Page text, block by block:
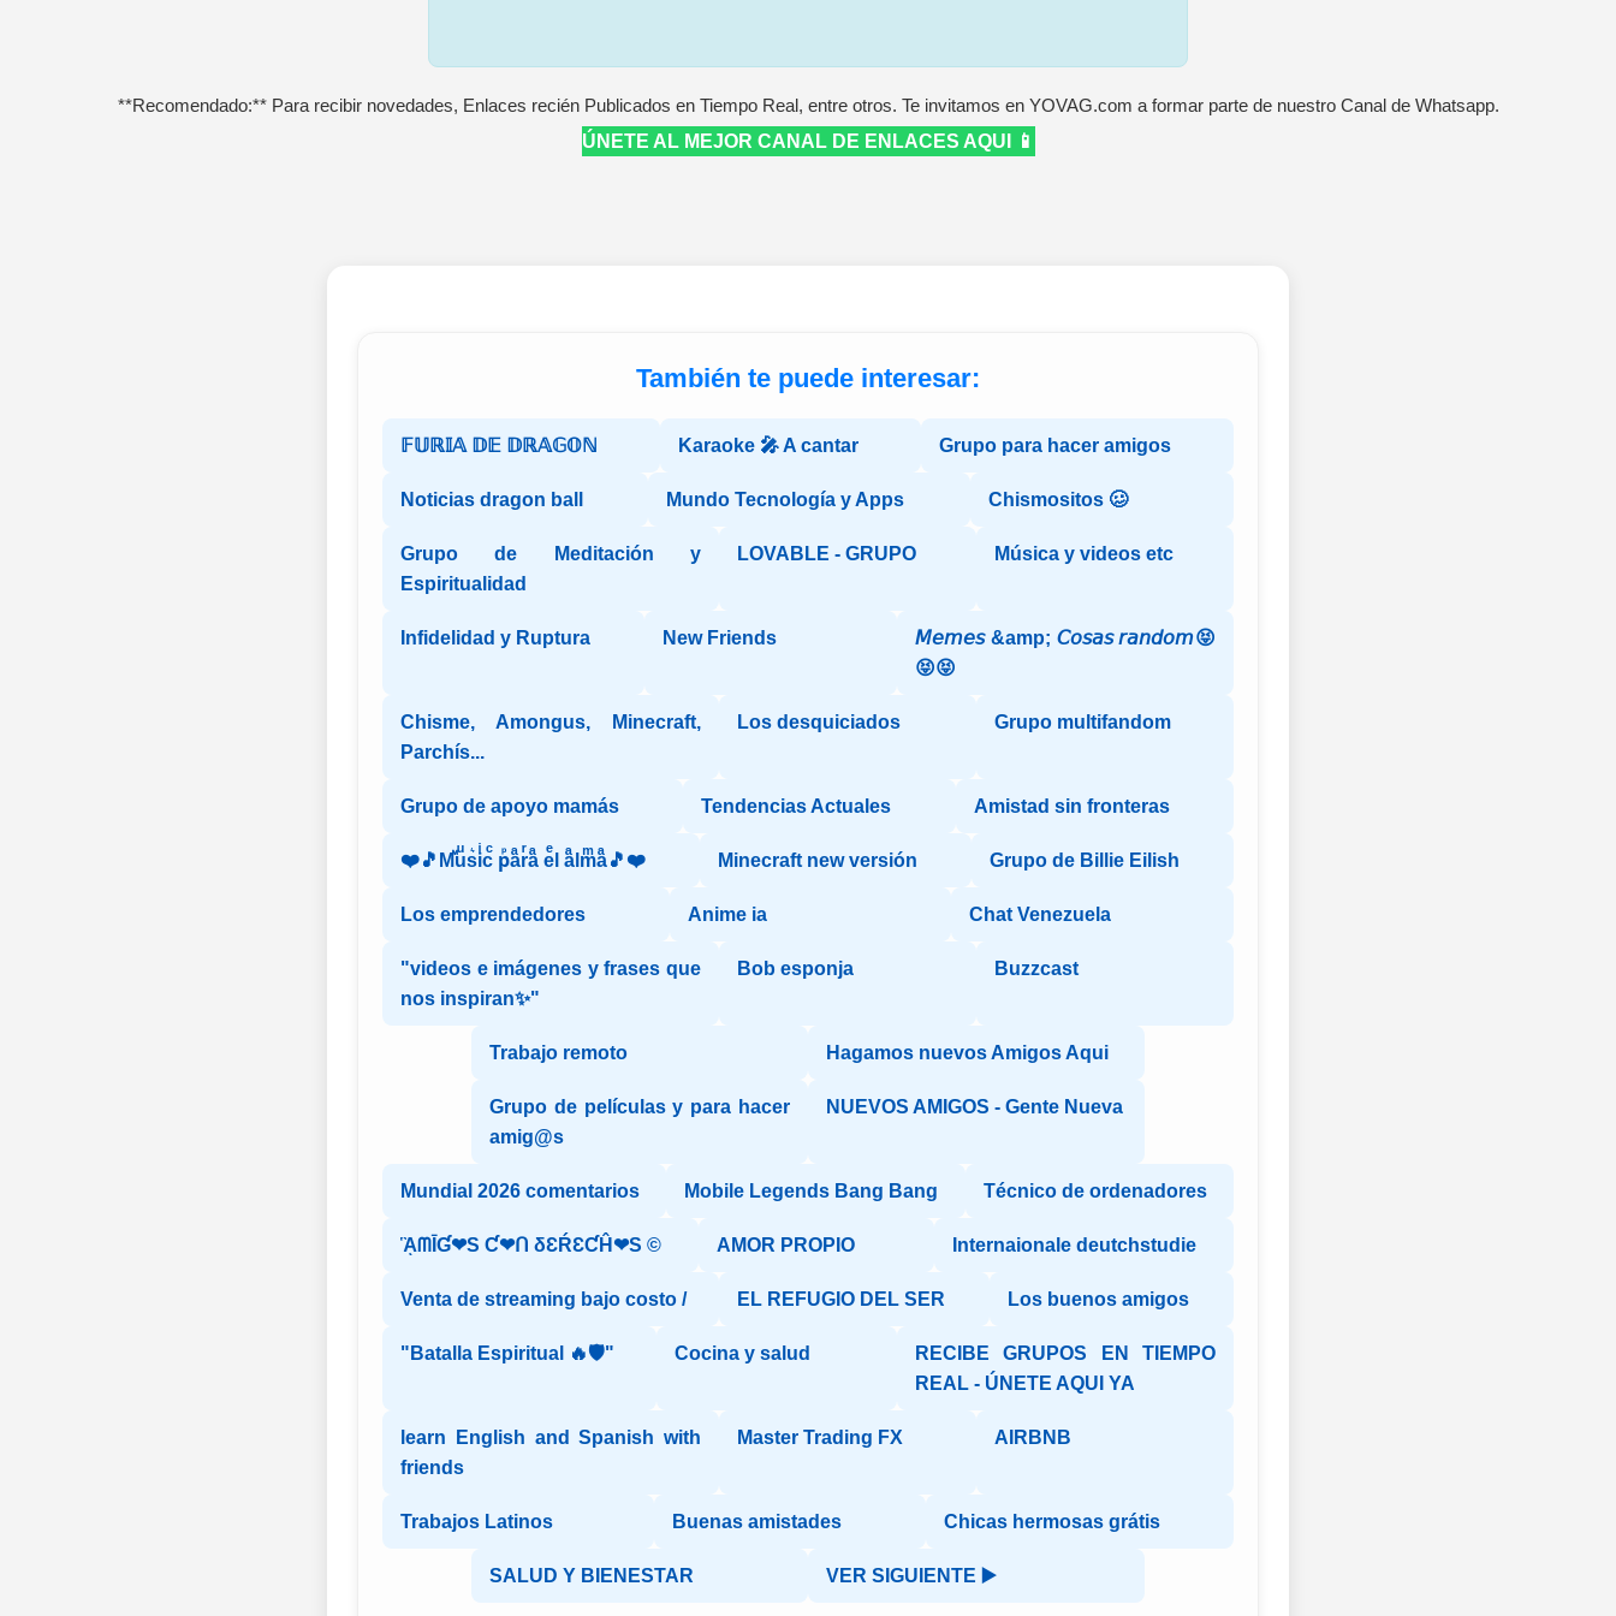
**Recomendado:** Para recibir novedades, Enlaces recién Publicados en Tiempo Real, entre otros. Te invitamos en YOVAG.com a formar parte de nuestro Canal de Whatsapp.
ÚNETE AL MEJOR CANAL DE ENLACES AQUI 📱
También te puede interesar:
𝔽𝕌ℝ𝕀𝔸 𝔻𝔼 𝔻ℝ𝔸𝔾𝕆ℕ Karaoke 🎤 A cantar Grupo para hacer amigos
Noticias dragon ball Mundo Tecnología y Apps Chismositos 🥴
Grupo de Meditación y
Espiritualidad
LOVABLE - GRUPO Música y videos etc
Infidelidad y Ruptura New Friends
𝘔𝘦𝘮𝘦𝘴 &amp; 𝘊𝘰𝘴𝘢𝘴 𝘳𝘢𝘯𝘥𝘰𝘮😝
😝😝
Chisme, Amongus, Minecraft,
Parchís...
Los desquiciados Grupo multifandom
Grupo de apoyo mamás Tendencias Actuales Amistad sin fronteras
❤️🎵Mⷨuͧs͛iͥcͨ рⷬaͣrͬaͣ eͤl aͣlmͫaͣ🎵❤️ Minecraft new versión Grupo de Billie Eilish
Los emprendedores Anime ia Chat Venezuela
"videos e imágenes y frases que
nos inspiran✨"
Bob esponja Buzzcast
Trabajo remoto Hagamos nuevos Amigos Aqui
Grupo de películas y para hacer
amig@s
NUEVOS AMIGOS - Gente Nueva
Mundial 2026 comentarios Mobile Legends Bang Bang Técnico de ordenadores
ᾋᗰĪƓ❤S Ƈ❤ᑎ δƐŔƐƇĤ❤S ©️ AMOR PROPIO Internaionale deutchstudie
Venta de streaming bajo costo / EL REFUGIO DEL SER Los buenos amigos
"Batalla Espiritual 🔥🛡️" Cocina y salud
RECIBE GRUPOS EN TIEMPO
REAL - ÚNETE AQUI YA
learn English and Spanish with
friends
Master Trading FX AIRBNB
Trabajos Latinos Buenas amistades Chicas hermosas grátis
SALUD Y BIENESTAR VER SIGUIENTE ▶️